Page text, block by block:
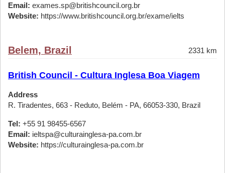
Email: exames.sp@britishcouncil.org.br
Website: https://www.britishcouncil.org.br/exame/ielts
Belem, Brazil 2331 km
British Council - Cultura Inglesa Boa Viagem
Address
R. Tiradentes, 663 - Reduto, Belém - PA, 66053-330, Brazil
Tel: +55 91 98455-6567
Email: ieltspa@culturainglesa-pa.com.br
Website: https://culturainglesa-pa.com.br